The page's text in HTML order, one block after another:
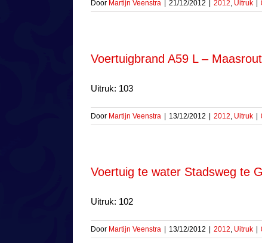
Door Martijn Veenstra 21/12/2012 2012, Uitruk
Voertuigbrand A59 L –
Uitruk: 103
Door Martijn Veenstra 13/12/2012 2012, Uitruk
Voertuig te water Stadsweg te
Uitruk: 102
Door Martijn Veenstra 13/12/2012 2012, Uitruk